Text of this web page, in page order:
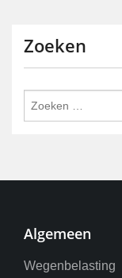
Zoeken
Algemeen
Wegenbelasting